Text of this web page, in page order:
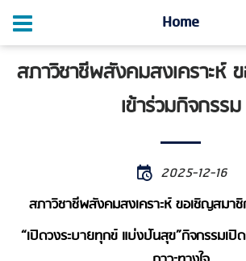
Home
สภาวิชาชีพสังคมสงเคราะห์
เข้าร่วมกิจกรรม
2025-12-16
สภาวิชาชีพสังคมสงเคราะห์ ขอเชิญสมาชิ
“เปิดวงระบายทุกข์ แบ่งปันสุข”กิจกรรมเปิ